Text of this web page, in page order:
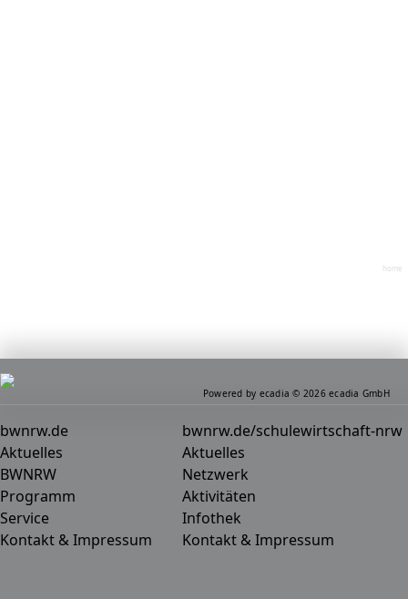
home
bwnrw.de
Aktuelles
BWNRW
Programm
Service
Kontakt & Impressum
bwnrw.de/schulewirtschaft-nrw
Aktuelles
Netzwerk
Aktivitäten
Infothek
Kontakt & Impressum
Powered by ecadia © 2026 ecadia GmbH